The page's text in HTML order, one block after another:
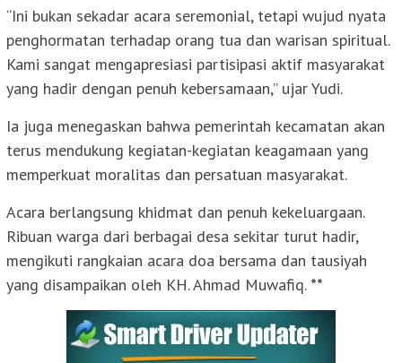
“Ini bukan sekadar acara seremonial, tetapi wujud nyata
penghormatan terhadap orang tua dan warisan spiritual.
Kami sangat mengapresiasi partisipasi aktif masyarakat
yang hadir dengan penuh kebersamaan,” ujar Yudi.
Ia juga menegaskan bahwa pemerintah kecamatan akan
terus mendukung kegiatan-kegiatan keagamaan yang
memperkuat moralitas dan persatuan masyarakat.
Acara berlangsung khidmat dan penuh kekeluargaan.
Ribuan warga dari berbagai desa sekitar turut hadir,
mengikuti rangkaian acara doa bersama dan tausiyah
yang disampaikan oleh KH. Ahmad Muwafiq. **